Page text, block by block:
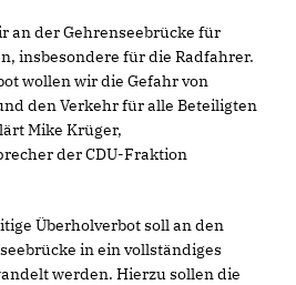
an der Gehrenseebrücke für
insbesondere für die Radfahrer.
wollen wir die Gefahr von
den Verkehr für alle Beteiligten
Mike Krüger,
der CDU-Fraktion
Überholverbot soll an den
in ein vollständiges
werden. Hierzu sollen die